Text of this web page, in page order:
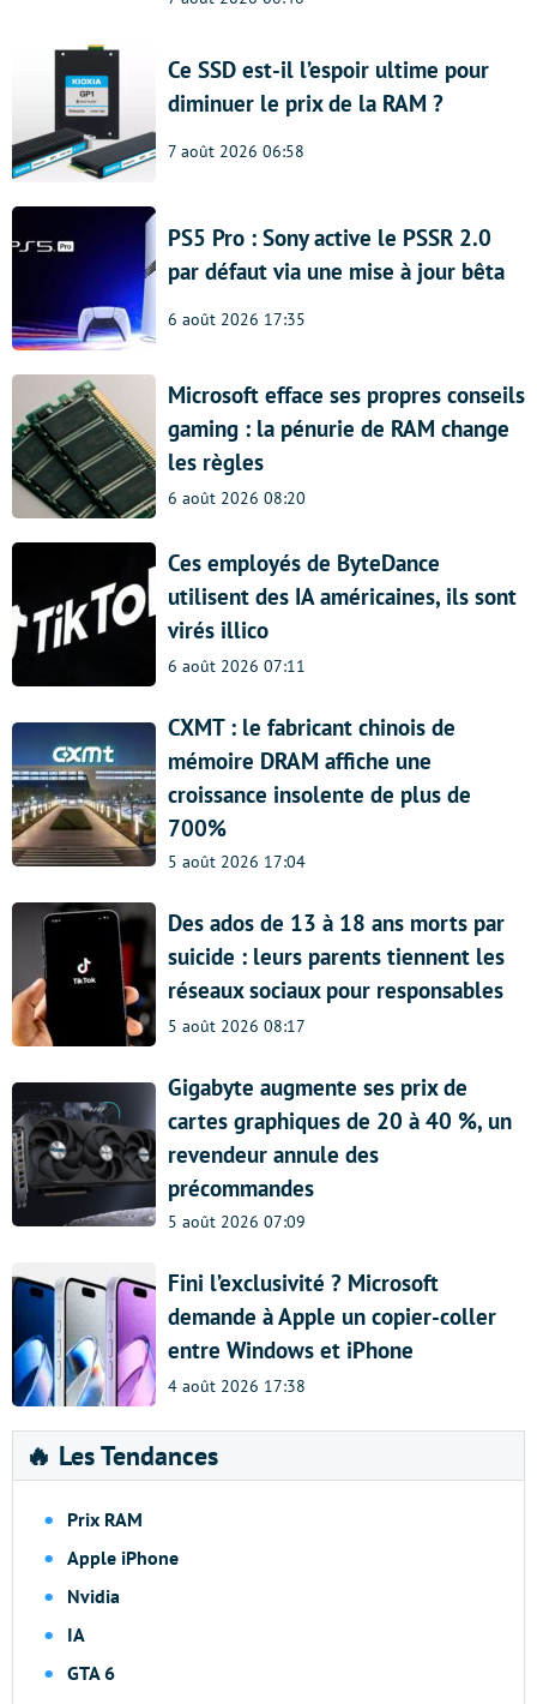
Ce SSD est-il l’espoir ultime pour
diminuer le prix de la RAM ?
7 août 2026 06:58
PS5 Pro : Sony active le PSSR 2.0
par défaut via une mise à jour bêta
6 août 2026 17:35
Microsoft efface ses propres conseils
gaming : la pénurie de RAM change
les règles
6 août 2026 08:20
Ces employés de ByteDance
utilisent des IA américaines, ils sont
virés illico
6 août 2026 07:11
CXMT : le fabricant chinois de
mémoire DRAM affiche une
croissance insolente de plus de
700%
5 août 2026 17:04
Des ados de 13 à 18 ans morts par
suicide : leurs parents tiennent les
réseaux sociaux pour responsables
5 août 2026 08:17
Gigabyte augmente ses prix de
cartes graphiques de 20 à 40 %, un
revendeur annule des
précommandes
5 août 2026 07:09
Fini l’exclusivité ? Microsoft
demande à Apple un copier-coller
entre Windows et iPhone
4 août 2026 17:38
🔥 Les Tendances
Prix RAM
Apple iPhone
Nvidia
IA
GTA 6